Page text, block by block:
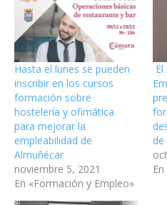
Hasta el lunes se pueden
inscribir en los cursos
formación sobre
hostelería y ofimática
para mejorar la
empleabilidad de
Almuñécar
noviembre 5, 2021
En «Formación y Empleo»